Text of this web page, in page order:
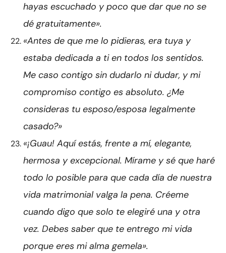
hayas escuchado y poco que dar que no se
dé gratuitamente».
«Antes de que me lo pidieras, era tuya y
estaba dedicada a ti en todos los sentidos.
Me caso contigo sin dudarlo ni dudar, y mi
compromiso contigo es absoluto. ¿Me
consideras tu esposo/esposa legalmente
casado?»
«¡Guau! Aquí estás, frente a mí, elegante,
hermosa y excepcional. Mírame y sé que haré
todo lo posible para que cada día de nuestra
vida matrimonial valga la pena. Créeme
cuando digo que solo te elegiré una y otra
vez. Debes saber que te entrego mi vida
porque eres mi alma gemela».